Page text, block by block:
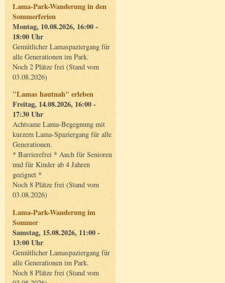
Lama-Park-Wanderung in den
Sommerferien
Montag, 10.08.2026, 16:00 -
18:00 Uhr
Gemütlicher Lamaspaziergang für
alle Generationen im Park.
Noch 2 Plätze frei (Stand vom
03.08.2026)
"Lamas hautnah" erleben
Freitag, 14.08.2026, 16:00 -
17:30 Uhr
Achtsame Lama-Begegnung mit
kurzem Lama-Spaziergang für alle
Generationen.
* Barrierefrei * Auch für Senioren
und für Kinder ab 4 Jahren
geeignet *
Noch 8 Plätze frei (Stand vom
03.08.2026)
Lama-Park-Wanderung im
Sommer
Samstag, 15.08.2026, 11:00 -
13:00 Uhr
Gemütlicher Lamaspaziergang für
alle Generationen im Park.
Noch 8 Plätze frei (Stand vom